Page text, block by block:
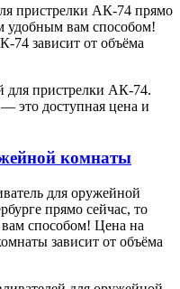
пристрелки АК-74 прямо
удобным вам способом!
74 зависит от объёма
для пристрелки АК-74.
это доступная цена и
комнаты
для оружейной
прямо сейчас, то
способом! Цена на
зависит от объёма